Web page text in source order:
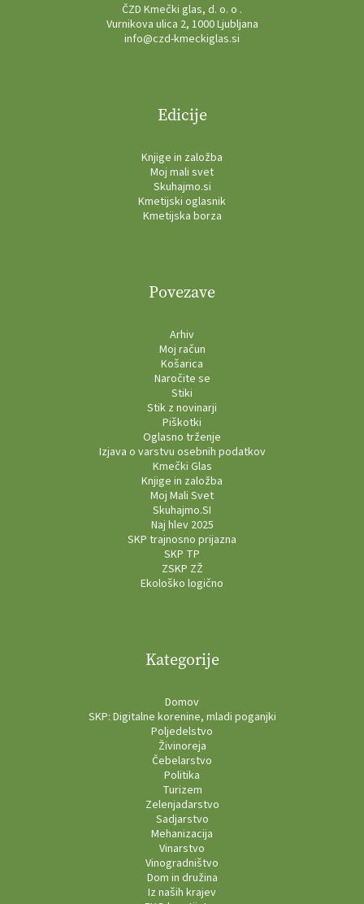
ČZD Kmečki glas, d. o. o .
Vurnikova ulica 2, 1000 Ljubljana
info@czd-kmeckiglas.si
Edicije
Knjige in založba
Moj mali svet
Skuhajmo.si
Kmetijski oglasnik
Kmetijska borza
Povezave
Arhiv
Moj račun
Košarica
Naročite se
Stiki
Stik z novinarji
Piškotki
Oglasno trženje
Izjava o varstvu osebnih podatkov
Kmečki Glas
Knjige in založba
Moj Mali Svet
Skuhajmo.SI
Naj hlev 2025
SKP trajnosno prijazna
SKP TP
ZSKP ZŽ
Ekološko logično
Kategorije
Domov
SKP: Digitalne korenine, mladi poganjki
Poljedelstvo
Živinoreja
Čebelarstvo
Politika
Turizem
Zelenjadarstvo
Sadjarstvo
Mehanizacija
Vinarstvo
Vinogradništvo
Dom in družina
Iz naših krajev